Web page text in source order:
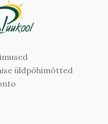
üldpõhimõtted